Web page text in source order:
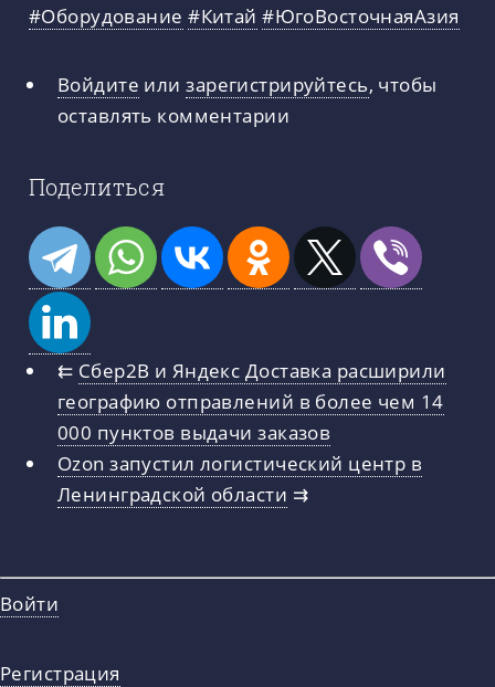
#Оборудование #Китай #ЮгоВосточнаяАзия
Войдите илизарегистрируйтесь, чтобы
оставлять комментарии
Поделиться
⇇ Сбер2B и Яндекс Доставка расширили
географию отправлений в более чем 14
000 пунктов выдачи заказов
Ozon запустил логистический центр в
Ленинградской области ⇉
Войти
Регистрация